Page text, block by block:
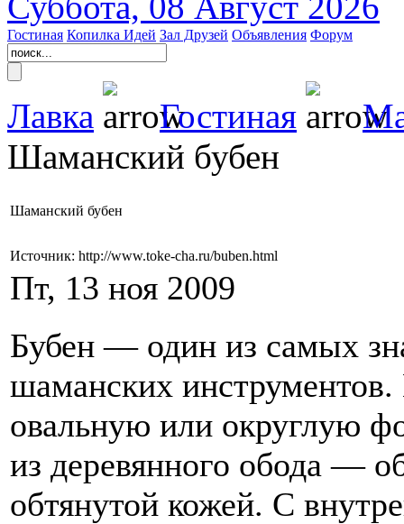
Гостиная Копилка Идей Зал Друзей Объявления Форум
Лавка Гостиная
Шаманский бубен
Шаманский бубен
Источник: http://www.toke-cha.ru/buben.html
Пт, 13 ноя 2009
Бубен — один из самых
шаманских
овальную или округлую
из деревянного обода —
обтянутой кожей. С